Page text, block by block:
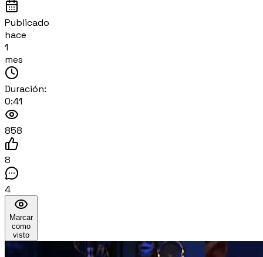
Publicado
hace
1
mes
Duración:
0:41
858
8
4
Marcar
como
visto